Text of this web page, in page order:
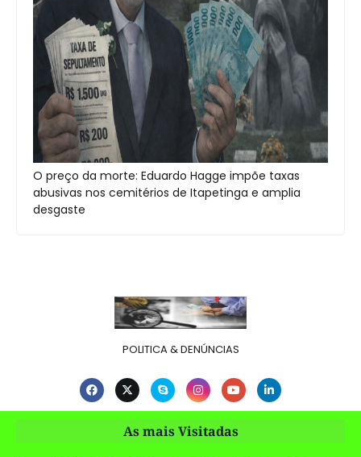
O preço da morte: Eduardo Hagge impõe taxas
abusivas nos cemitérios de Itapetinga e amplia
desgaste
POLITICA & DENÚNCIAS
As mais Visitadas